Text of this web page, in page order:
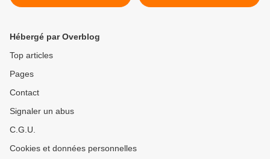
midi sur TF1.
soir. Rappel des règles. >
Hébergé par Overblog
Top articles
Pages
Contact
Signaler un abus
C.G.U.
Cookies et données personnelles